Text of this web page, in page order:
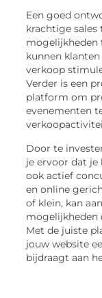
Een goed
krachtige
mogelijkheden
kunnen
verkoop
Verder is een
platform om
evenementen
Door te
je ervoor dat je
ook actief
en online
of klein, kan
mogelijkheden
Met de juiste
jouw website
bijdraagt aan